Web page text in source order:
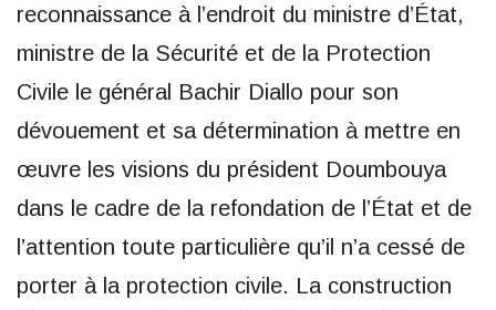
reconnaissance à l’endroit du ministre d’État,
ministre de la Sécurité et de la Protection
Civile le général Bachir Diallo pour son
dévouement et sa détermination à mettre en
œuvre les visions du président Doumbouya
dans le cadre de la refondation de l’État et de
l’attention toute particulière qu’il n’a cessé de
porter à la protection civile. La construction